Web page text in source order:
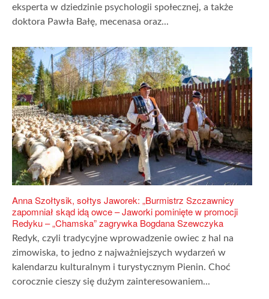
eksperta w dziedzinie psychologii społecznej, a także
doktora Pawła Bałę, mecenasa oraz...
Anna Szołtysik, sołtys Jaworek: „Burmistrz Szczawnicy
zapomniał skąd idą owce – Jaworki pominięte w promocji
Redyku – „Chamska” zagrywka Bogdana Szewczyka
Redyk, czyli tradycyjne wprowadzenie owiec z hal na
zimowiska, to jedno z najważniejszych wydarzeń w
kalendarzu kulturalnym i turystycznym Pienin. Choć
corocznie cieszy się dużym zainteresowaniem...